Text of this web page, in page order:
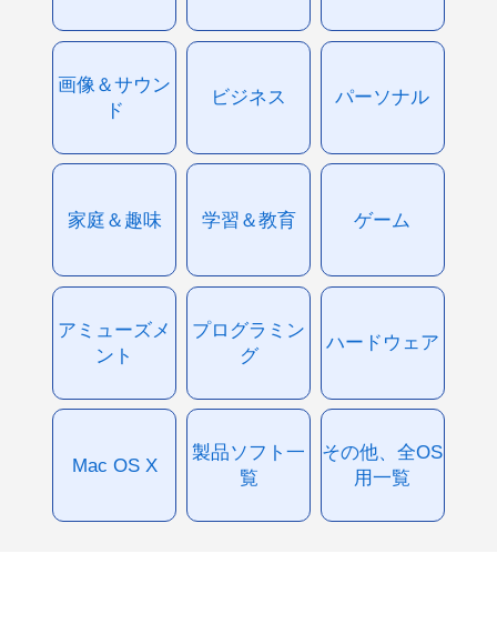
画像＆サウン
ド
ビジネス パーソナル
家庭＆趣味 学習＆教育 ゲーム
アミューズメ
ント
プログラミン
グ
ハードウェア
Mac OS X
製品ソフト一
覧
その他、全OS
用一覧